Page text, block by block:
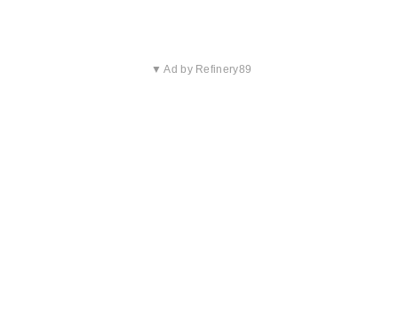
▼ Ad by Refinery89